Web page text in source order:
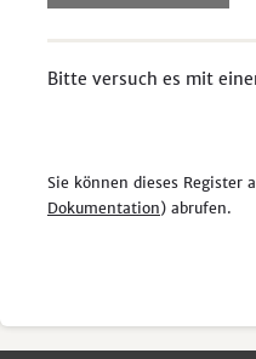
Bitte versuch es mit
Sie können dieses Register
Dokumentation) abrufen.